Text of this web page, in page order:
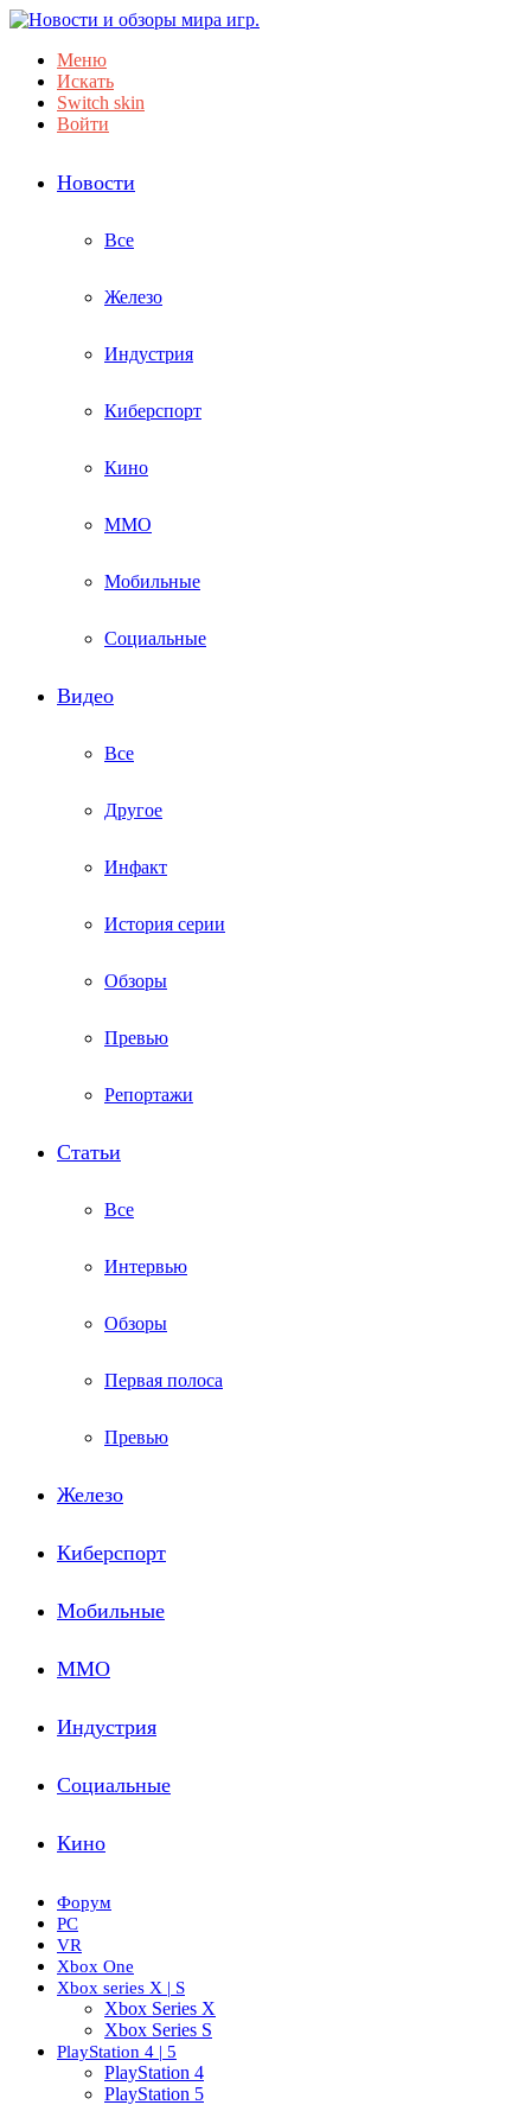
Меню
Искать
Switch skin
Войти
Новости
Все
Железо
Индустрия
Киберспорт
Кино
ММО
Мобильные
Социальные
Видео
Все
Другое
Инфакт
История серии
Обзоры
Превью
Репортажи
Статьи
Все
Интервью
Обзоры
Первая полоса
Превью
Железо
Киберспорт
Мобильные
ММО
Индустрия
Социальные
Кино
Форум
PC
VR
Xbox One
Xbox series X | S
Xbox Series X
Xbox Series S
PlayStation 4 | 5
PlayStation 4
PlayStation 5